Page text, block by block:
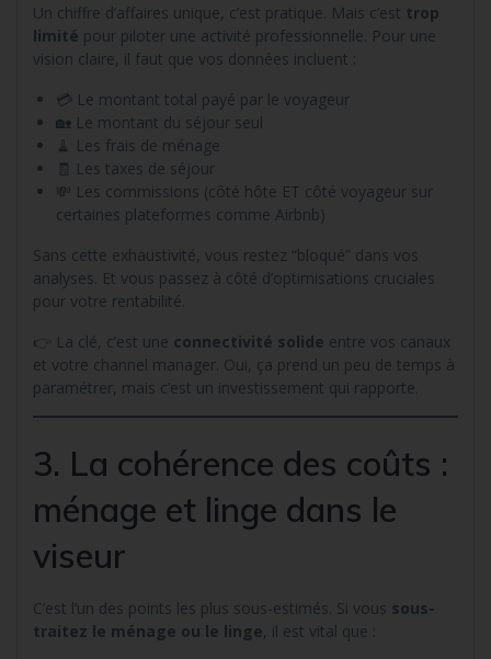
Un chiffre d’affaires unique, c’est pratique. Mais c’est trop
limité pour piloter une activité professionnelle. Pour une
vision claire, il faut que vos données incluent :
💳 Le montant total payé par le voyageur
🏡 Le montant du séjour seul
🧹 Les frais de ménage
🧾 Les taxes de séjour
💸 Les commissions (côté hôte ET côté voyageur sur
certaines plateformes comme Airbnb)
Sans cette exhaustivité, vous restez “bloqué” dans vos
analyses. Et vous passez à côté d’optimisations cruciales
pour votre rentabilité.
👉 La clé, c’est une connectivité solide entre vos canaux
et votre channel manager. Oui, ça prend un peu de temps à
paramétrer, mais c’est un investissement qui rapporte.
3. La cohérence des coûts :
ménage et linge dans le
viseur
C’est l’un des points les plus sous-estimés. Si vous sous-
traitez le ménage ou le linge, il est vital que :